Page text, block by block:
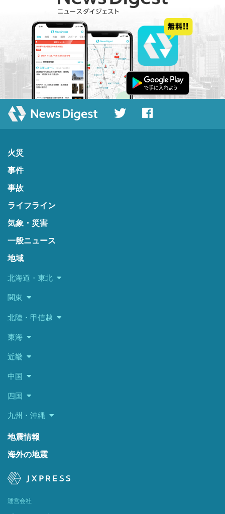
火災
事件
事故
ライフライン
気象・災害
一般ニュース
地域
北海道・東北
関東
北陸・甲信越
東海
近畿
中国
四国
九州・沖縄
地震情報
海外の地震
運営会社